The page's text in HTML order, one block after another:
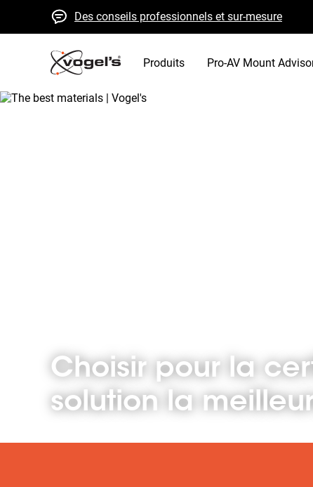
Des conseils professionnels et sur-mesure
Devis et livraison rapides
Qualité élevée garantie
Produits Pro-AV Mount
Choisir pour la
solution la